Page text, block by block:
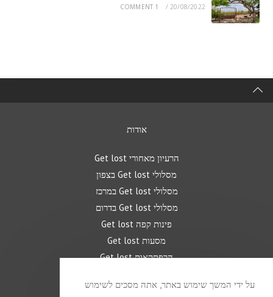
20/08/2022
/
1 COMMENT
אודות
הרעיון מאחורי Get lost
מסלולי Get lost בצפון
מסלולי Get lost במרכז
מסלולי Get lost בדרום
פינות קפה Get lost
מסעות Get lost
הרפתקאות Get lost
על ידי המשך שימוש באתר, אתה מסכים לשימוש